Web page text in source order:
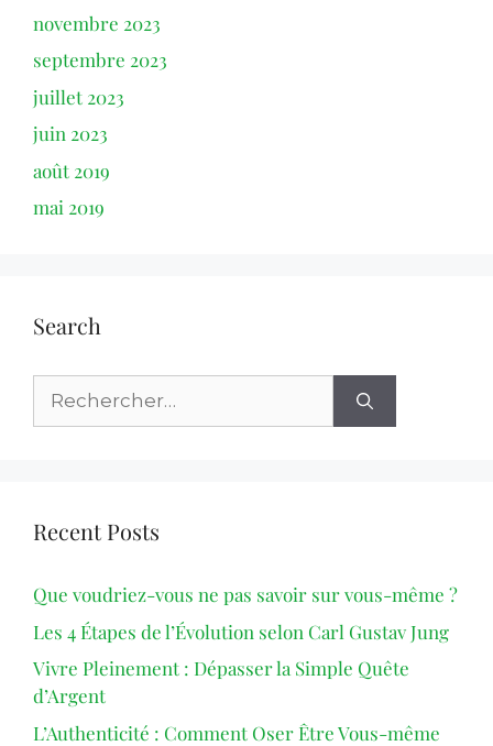
novembre 2023
septembre 2023
juillet 2023
juin 2023
août 2019
mai 2019
Search
Recent Posts
Que voudriez-vous ne pas savoir sur vous-même ?
Les 4 Étapes de l’Évolution selon Carl Gustav Jung
Vivre Pleinement : Dépasser la Simple Quête
d’Argent
L’Authenticité : Comment Oser Être Vous-même